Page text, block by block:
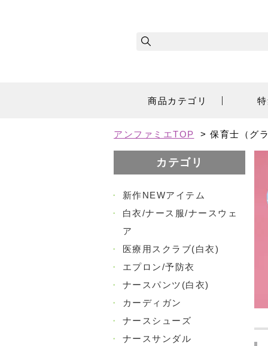
商品カテゴリ
アンファミエTOP > 保育士（グ
カテゴリ
・
新作NEWアイテム
・
白衣/ナース服/ナースウェ
ア
・
医療用スクラブ(白衣)
・
エプロン/予防衣
・
ナースパンツ(白衣)
・
カーディガン
・
ナースシューズ
・
ナースサンダル